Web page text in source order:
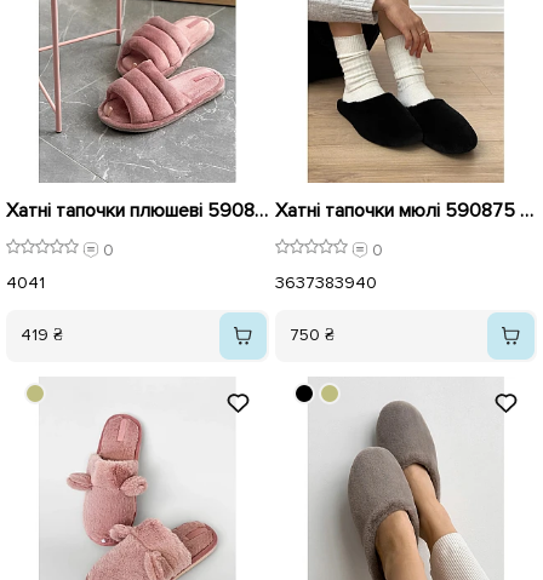
Хатні тапочки плюшеві 590843 Лілові
0
4041
419 ₴
Хатні тапочки мюлі 590875 Чорні
0
3637383940
750 ₴